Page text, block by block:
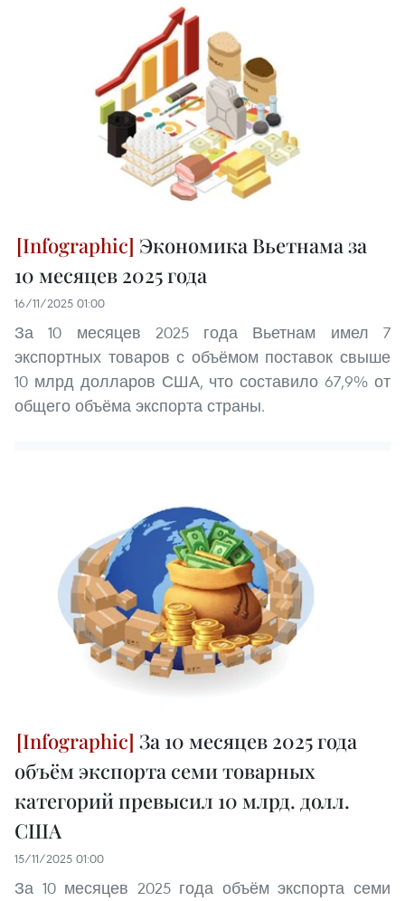
Экономика Вьетнама за
10 месяцев 2025 года
16/11/2025 01:00
За 10 месяцев 2025 года Вьетнам имел 7
экспортных товаров с объёмом поставок свыше
10 млрд долларов США, что составило 67,9% от
общего объёма экспорта страны.
За 10 месяцев 2025 года
объём экспорта семи товарных
категорий превысил 10 млрд. долл.
США
15/11/2025 01:00
За 10 месяцев 2025 года объём экспорта семи